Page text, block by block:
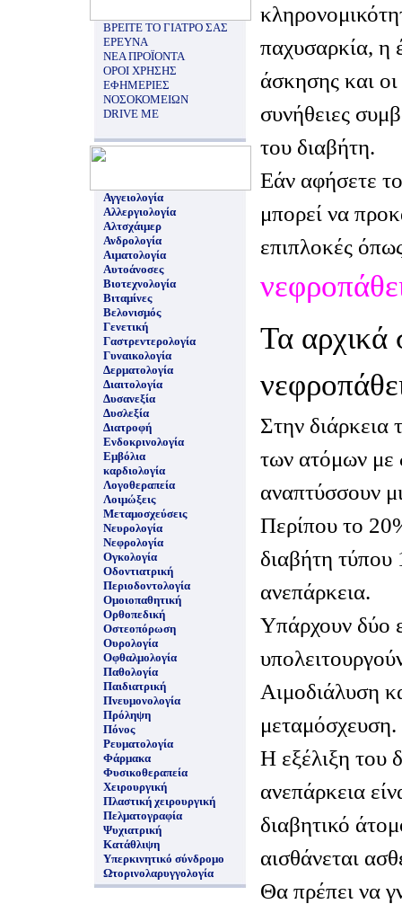
ΒΡΕΙΤΕ ΤΟ ΓΙΑΤΡΟ ΣΑΣ
ΕΡΕΥΝΑ
ΝΕΑ ΠΡΟΪΟΝΤΑ
ΟΡΟΙ ΧΡΗΣΗΣ
ΕΦΗΜΕΡΙΕΣ
ΝΟΣΟΚΟΜΕΙΩΝ
DRIVE ME
Αγγειολογία
Αλλεργιολογία
Αλτσχάιμερ
Ανδρολογία
Αιματολογία
Αυτοάνοσες
Βιοτεχνολογία
Βιταμίνες
Βελονισμός
Γενετική
Γαστρεντερολογία
Γυναικολογία
Δερματολογία
Διαιτολογία
Δυσανεξία
Δυσλεξία
Διατροφή
Ενδοκρινολογία
Εμβόλια
καρδιολογία
Λογοθεραπεία
Λοιμώξεις
Μεταμοσχεύσεις
Νευρολογία
Νεφρολογία
Ογκολογία
Οδοντιατρική
Περιοδοντολογία
Ομοιοπαθητική
Ορθοπεδική
Οστεοπόρωση
Ουρολογία
Οφθαλμολογία
Παθολογία
Παιδιατρική
Πνευμονολογία
Πρόληψη
Πόνος
Ρευματολογία
Φάρμακα
Φυσικοθεραπεία
Χειρουργική
Πλαστική χειρουργική
Πελματογραφία
Ψυχιατρική
Κατάθλιψη
Υπερκινητικό σύνδρομο
Ωτορινολαρυγγολογία
παχυσαρκία, η
άσκησης και
συνήθειες
του διαβήτη.
Εάν αφήσετε
μπορεί να
επιπλοκές
Τα αρχικά
Στην διάρκεια
των ατόμων με
αναπτύσσουν
Περίπου το
διαβήτη τύπου
ανεπάρκεια.
Υπάρχουν δύο
Αιμοδιάλυση
μεταμόσχευση.
Η εξέλιξη του
ανεπάρκεια
διαβητικό
αισθάνεται
Θα πρέπει να